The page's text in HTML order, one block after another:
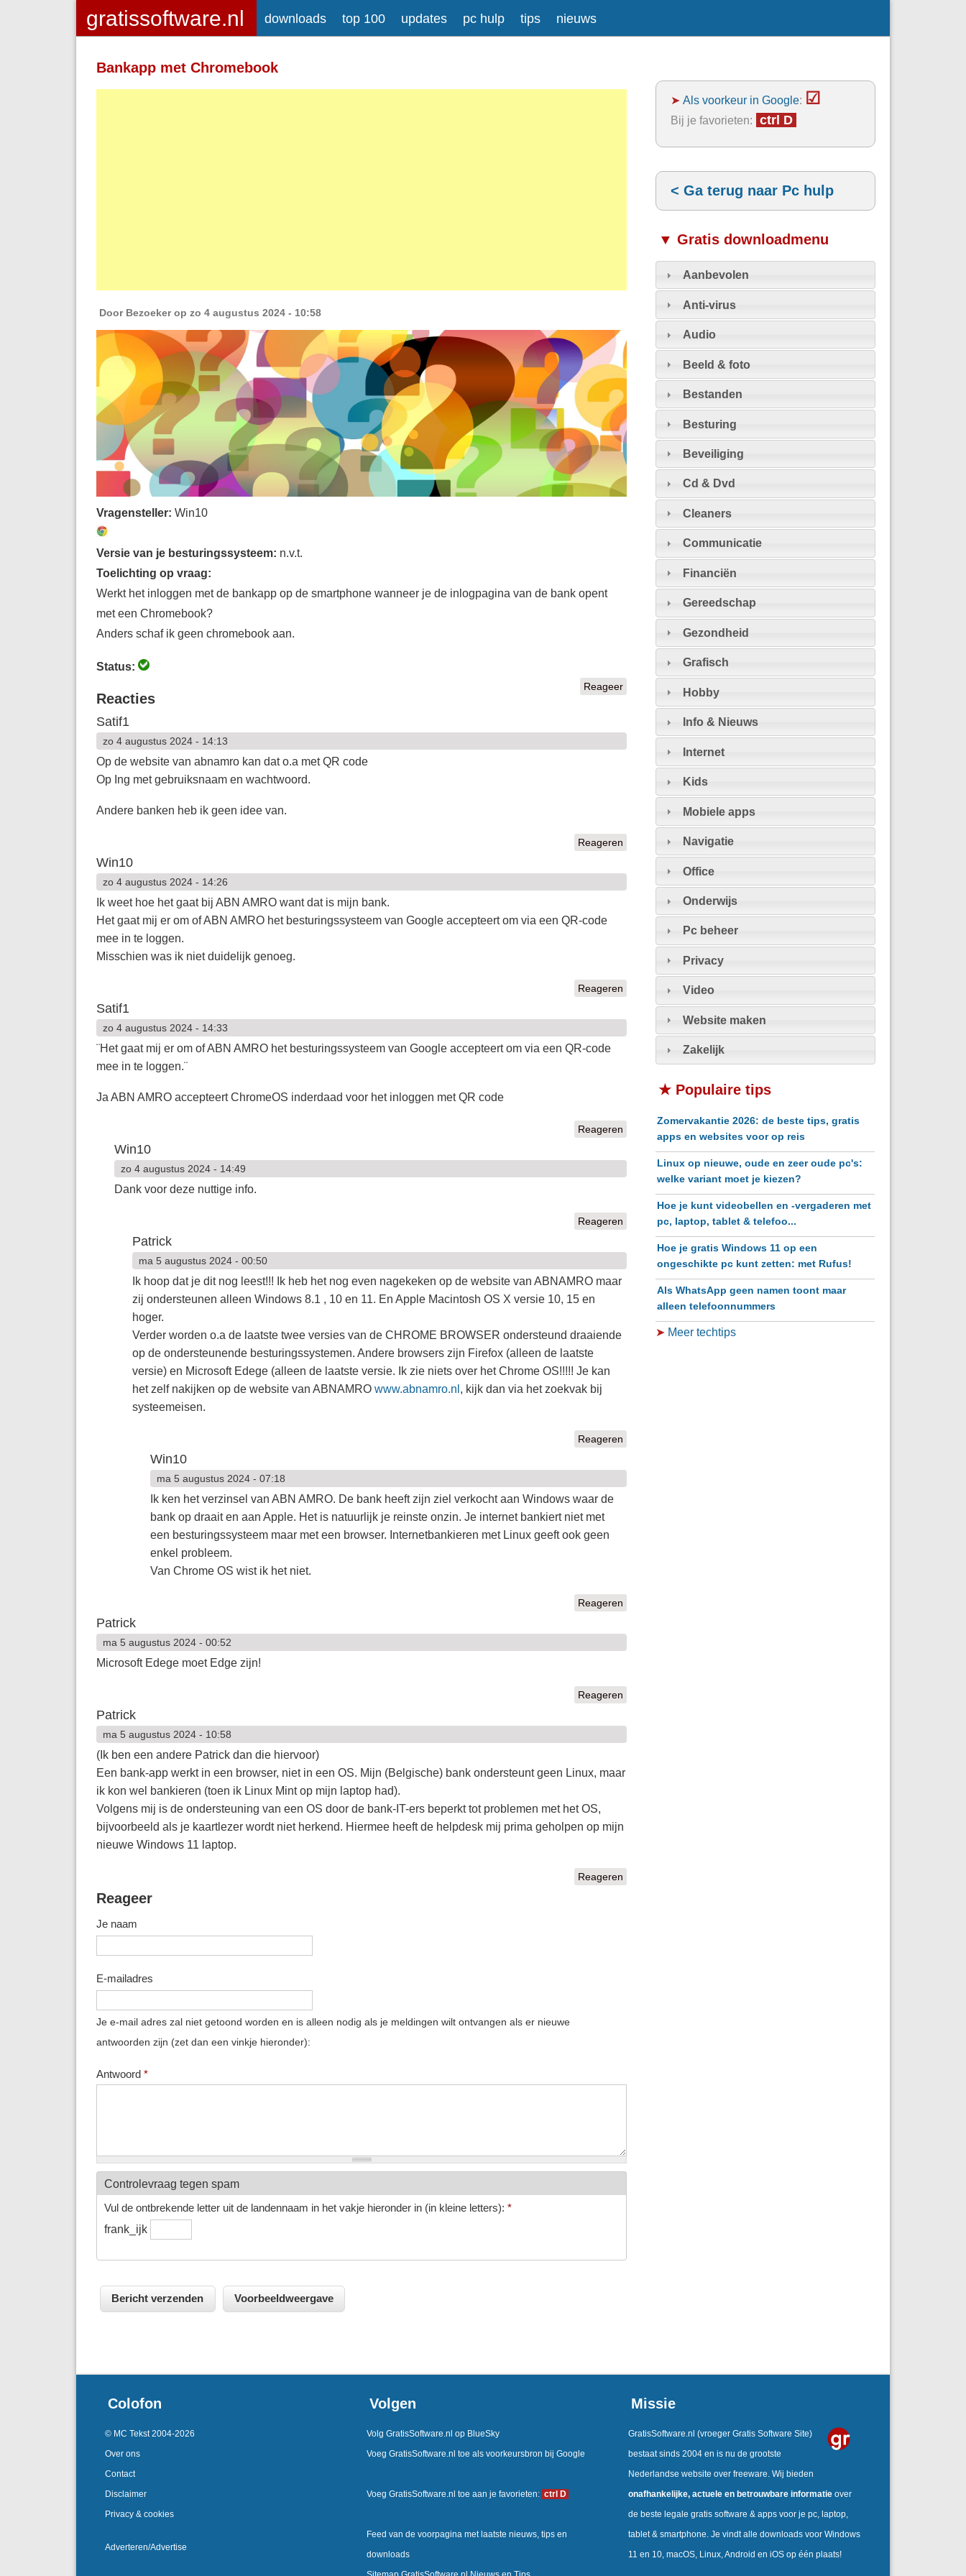
downloads top 100 updates pc hulp tips nieuws
Bankapp met Chromebook
Door Bezoekerop zo 4 augustus 2024 - 10:58
Vragensteller: Win10
Versie van je besturingssysteem: n.v.t.
Toelichting op vraag:
Werkt het inloggen met de bankapp op de smartphone wanneer je de inlogpagina van de bank opent
met een Chromebook?
Anders schaf ik geen chromebook aan.
Status:
Reageer
Reacties
Satif1
zo 4 augustus 2024 - 14:13
Op de website van abnamro kan dat o.a met QR code
Op Ing met gebruiksnaam en wachtwoord.
Andere banken heb ik geen idee van.
Reageren
Win10
zo 4 augustus 2024 - 14:26
Ik weet hoe het gaat bij ABN AMRO want dat is mijn bank.
Het gaat mij er om of ABN AMRO het besturingssysteem van Google accepteert om via een QR-code
mee in te loggen.
Misschien was ik niet duidelijk genoeg.
Reageren
Satif1
zo 4 augustus 2024 - 14:33
¨Het gaat mij er om of ABN AMRO het besturingssysteem van Google accepteert om via een QR-code
mee in te loggen.¨
Ja ABN AMRO accepteert ChromeOS inderdaad voor het inloggen met QR code
Reageren
Win10
zo 4 augustus 2024 - 14:49
Dank voor deze nuttige info.
Reageren
Patrick
ma 5 augustus 2024 - 00:50
Ik hoop dat je dit nog leest!!! Ik heb het nog even nagekeken op de website van ABNAMRO maar
zij ondersteunen alleen Windows 8.1 , 10 en 11. En Apple Macintosh OS X versie 10, 15 en
hoger.
Verder worden o.a de laatste twee versies van de CHROME BROWSER ondersteund draaiende
op de ondersteunende besturingssystemen. Andere browsers zijn Firefox (alleen de laatste
versie) en Microsoft Edege (alleen de laatste versie. Ik zie niets over het Chrome OS!!!!! Je kan
het zelf nakijken op de website van ABNAMRO www.abnamro.nl , kijk dan via het zoekvak bij
systeemeisen.
Reageren
Win10
ma 5 augustus 2024 - 07:18
Ik ken het verzinsel van ABN AMRO. De bank heeft zijn ziel verkocht aan Windows waar de
bank op draait en aan Apple. Het is natuurlijk je reinste onzin. Je internet bankiert niet met
een besturingssysteem maar met een browser. Internetbankieren met Linux geeft ook geen
enkel probleem.
Van Chrome OS wist ik het niet.
Reageren
Patrick
ma 5 augustus 2024 - 00:52
Microsoft Edege moet Edge zijn!
Reageren
Patrick
ma 5 augustus 2024 - 10:58
(Ik ben een andere Patrick dan die hiervoor)
Een bank-app werkt in een browser, niet in een OS. Mijn (Belgische) bank ondersteunt geen Linux, maar
ik kon wel bankieren (toen ik Linux Mint op mijn laptop had).
Volgens mij is de ondersteuning van een OS door de bank-IT-ers beperkt tot problemen met het OS,
bijvoorbeeld als je kaartlezer wordt niet herkend. Hiermee heeft de helpdesk mij prima geholpen op mijn
nieuwe Windows 11 laptop.
Reageren
Reageer
Je naam
E-mailadres
Je e-mail adres zal niet getoond worden en is alleen nodig als je meldingen wilt ontvangen als er nieuwe
antwoorden zijn (zet dan een vinkje hieronder):
Antwoord *
Meer informatie over tekstopmaak
Toegelaten HTML-tags: <a> <em>
<strong> <br> <br /> <i> <b> <p>
Controlevraag tegen spam
Vul de ontbrekende letter uit de landennaam in het vakje hieronder in (in kleine letters): *
frank_ijk
➤Als voorkeur in Google: ☑
Bij je favorieten: ctrl D
< Ga terug naar Pc hulp
▼ Gratis downloadmenu
Aanbevolen
Anti-virus
Audio
Beeld & foto
Bestanden
Besturing
Beveiliging
Cd & Dvd
Cleaners
Communicatie
Financiën
Gereedschap
Gezondheid
Grafisch
Hobby
Info & Nieuws
Internet
Kids
Mobiele apps
Navigatie
Office
Onderwijs
Pc beheer
Privacy
Video
Website maken
Zakelijk
★ Populaire tips
Zomervakantie 2026: de beste tips, gratis
apps en websites voor op reis
Linux op nieuwe, oude en zeer oude pc's:
welke variant moet je kiezen?
Hoe je kunt videobellen en -vergaderen met
pc, laptop, tablet & telefoo...
Hoe je gratis Windows 11 op een
ongeschikte pc kunt zetten: met Rufus!
Als WhatsApp geen namen toont maar
alleen telefoonnummers
➤ Meer techtips
Colofon
© MC Tekst 2004-2026
Over ons
Contact
Disclaimer
Privacy & cookies
Adverteren/Advertise
Volgen
Volg GratisSoftware.nl op BlueSky
Voeg GratisSoftware.nl toe als voorkeursbron bij Google
Voeg GratisSoftware.nl toe aan je favorieten: ctrl D
Feed van de voorpagina met laatste nieuws, tips en
downloads
Missie
GratisSoftware.nl (vroeger Gratis Software Site)
bestaat sinds 2004 en is nu de grootste
Nederlandse website over freeware. Wij bieden
onafhankelijke, actuele en betrouwbare informatie over
de beste legale gratis software & apps voor je pc, laptop,
tablet & smartphone. Je vindt alle downloads voor Windows
11 en 10, macOS, Linux, Android en iOS op één plaats!